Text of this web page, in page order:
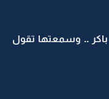
.. وسمعتها تقول